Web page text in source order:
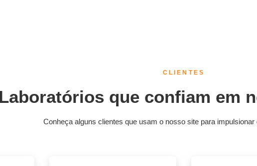
CLIENTES
Laboratórios que confiam em
Conheça alguns clientes que usam o nosso site para